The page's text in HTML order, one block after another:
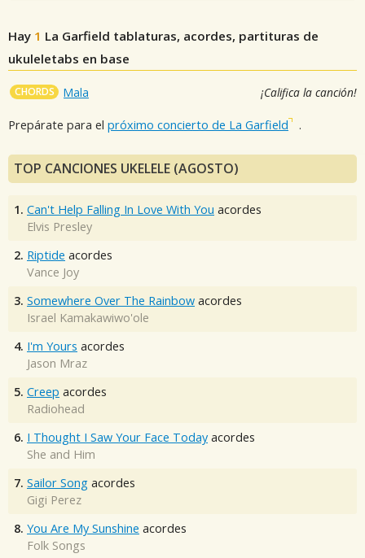
Hay 1 La Garfield tablaturas, acordes, partituras de
ukuleletabs en base
CHORDS Mala ¡Califica la canción!
Prepárate para el próximo concierto de La Garfield .
TOP CANCIONES UKELELE (AGOSTO)
1. Can't Help Falling In Love With You acordes
Elvis Presley
2. Riptide acordes
Vance Joy
3. Somewhere Over The Rainbow acordes
Israel Kamakawiwo'ole
4. I'm Yours acordes
Jason Mraz
5. Creep acordes
Radiohead
6. I Thought I Saw Your Face Today acordes
She and Him
7. Sailor Song acordes
Gigi Perez
8. You Are My Sunshine acordes
Folk Songs